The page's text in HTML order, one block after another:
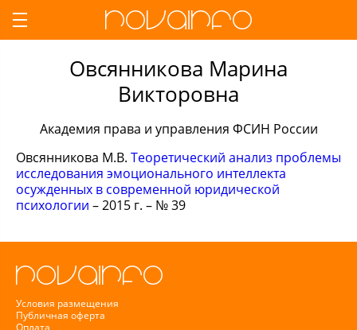
Овсянникова Марина
Викторовна
Академия права и управления ФСИН России
Овсянникова М.В. Теоретический анализ проблемы
исследования эмоционального интеллекта
осужденных в современной юридической
психологии – 2015 г. – № 39
Условия размещения
Публичная оферта
Оплата